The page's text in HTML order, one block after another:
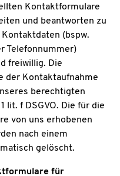
Kontaktformulare
und beantworten zu
(bspw.
Telefonnummer)
freiwillig. Die
der Kontaktaufnahme
berechtigten
lit. f DSGVO. Die für die
von uns erhobenen
nach einem
gelöscht.
für